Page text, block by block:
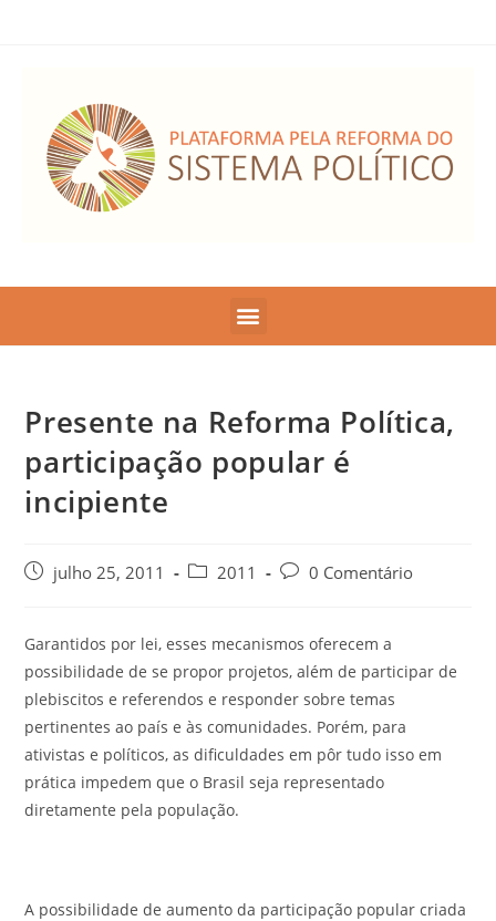
Presente na Reforma Política,
participação popular é
incipiente
julho 25, 2011 2011 0 Comentário
Garantidos por lei, esses mecanismos oferecem a
possibilidade de se propor projetos, além de participar de
plebiscitos e referendos e responder sobre temas
pertinentes ao país e às comunidades. Porém, para
ativistas e políticos, as dificuldades em pôr tudo isso em
prática impedem que o Brasil seja representado
diretamente pela população.
A possibilidade de aumento da participação popular criada